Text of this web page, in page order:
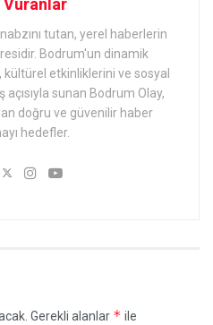
tutan, yerel haberlerin
Bodrum'un dinamik
kültürel etkinliklerini ve sosyal
açısıyla sunan Bodrum Olay,
doğru ve güvenilir haber
hedefler.
Gerekli alanlar * ile